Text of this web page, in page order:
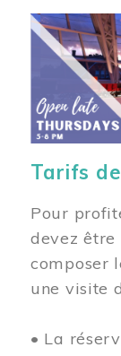
Image
Tarifs
Pour
devez être
composer
une visite
• La